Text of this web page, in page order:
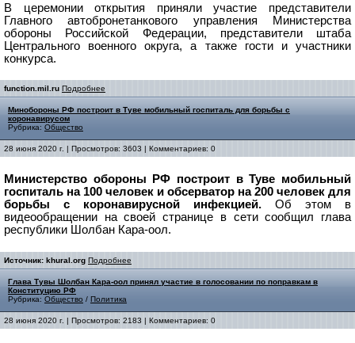
В церемонии открытия приняли участие представители
Главного автобронетанкового управления Министерства
обороны Российской Федерации, представители штаба
Центрального военного округа, а также гости и участники
конкурса.
function.mil.ru Подробнее
Минобороны РФ построит в Туве мобильный госпиталь для борьбы с
коронавирусом
Рубрика: Общество
28 июня 2020 г. | Просмотров: 3603 | Комментариев: 0
Министерство обороны РФ построит в Туве мобильный
госпиталь на 100 человек и обсерватор на 200 человек для
борьбы с коронавирусной инфекцией. Об этом в
видеообращении на своей странице в сети сообщил глава
республики Шолбан Кара-оол.
Источник: khural.org Подробнее
Глава Тувы Шолбан Кара-оол принял участие в голосовании по поправкам в
Конституцию РФ
Рубрика: Общество / Политика
28 июня 2020 г. | Просмотров: 2183 | Комментариев: 0